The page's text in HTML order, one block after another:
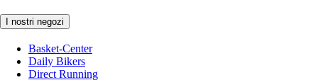
I nostri negozi
Basket-Center
Daily Bikers
Direct Running